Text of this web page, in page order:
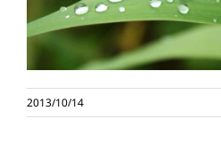
2013/10/14